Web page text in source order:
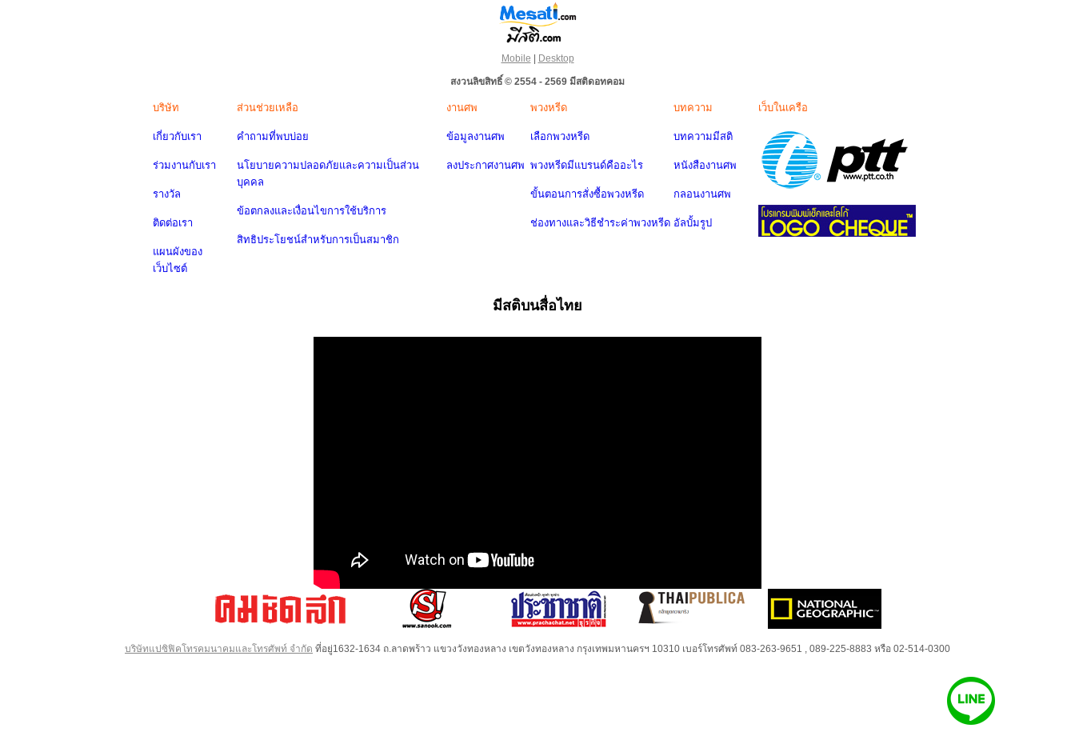
Mobile | Desktop
สงวนลิขสิทธิ์ © 2554 - 2569 มีสติดอทคอม
บริษัท
เกี่ยวกับเรา
ร่วมงานกับเรา
รางวัล
ติดต่อเรา
แผนผังของ
เว็บไซต์
ส่วนช่วยเหลือ
คำถามที่พบบ่อย
นโยบายความปลอดภัยและความเป็นส่วน
บุคคล
ข้อตกลงและเงื่อนไขการใช้บริการ
สิทธิประโยชน์สำหรับการเป็นสมาชิก
งานศพ
ข้อมูลงานศพ
ลงประกาศงานศพ
พวงหรีด
เลือกพวงหรีด
พวงหรีดมีแบรนด์คืออะไร
ขั้นตอนการสั่งซื้อพวงหรีด
ช่องทางและวิธีชำระค่าพวงหรีด
บทความ
บทความมีสติ
หนังสืองานศพ
กลอนงานศพ
อัลบั้มรูป
เว็บในเครือ
มีสติบนสื่อไทย
บริษัทแปซิฟิคโทรคมนาคมและโทรศัพท์ จำกัด ที่อยู่1632-1634 ถ.ลาดพร้าว แขวงวังทองหลาง เขตวังทองหลาง กรุงเทพมหานครฯ 10310 เบอร์โทรศัพท์ 083-263-9651 , 089-225-8883 หรือ 02-514-0300